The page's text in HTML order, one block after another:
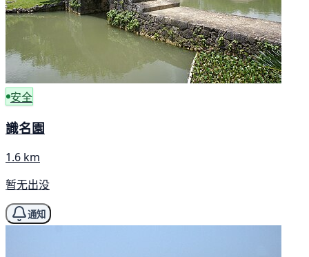
安全
識名園
1.6 km
暂无出没
通知